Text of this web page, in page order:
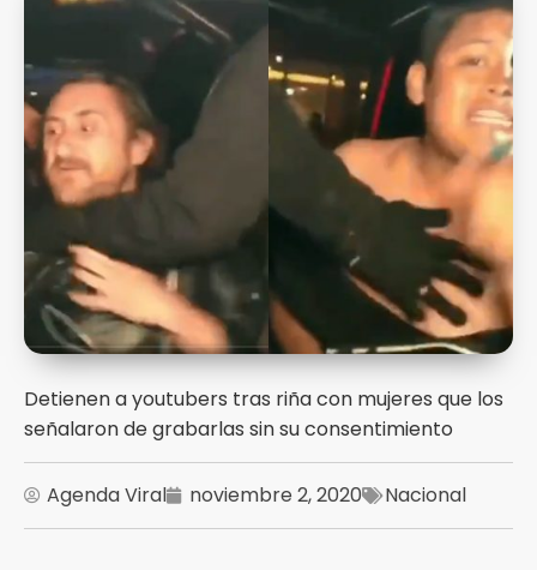
Detienen a youtubers tras riña con mujeres que los
señalaron de grabarlas sin su consentimiento
Agenda Viral noviembre 2, 2020 Nacional